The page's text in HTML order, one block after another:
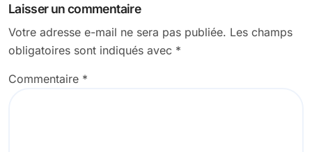
Laisser un commentaire
Votre adresse e-mail ne sera pas publiée. Les champs
obligatoires sont indiqués avec *
Commentaire *